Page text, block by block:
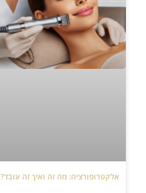
אלקטרופורציה: מה זה ואיך זה עובד?